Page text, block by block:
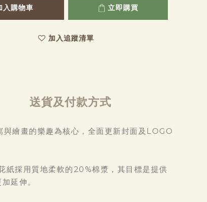
入購物車 立即購買
加入追蹤清單
送貨及付款方式
畫的樂趣為核心，全面更新封面及LOGO
採用質地柔軟的20%棉漿，其目標是提供
延伸。